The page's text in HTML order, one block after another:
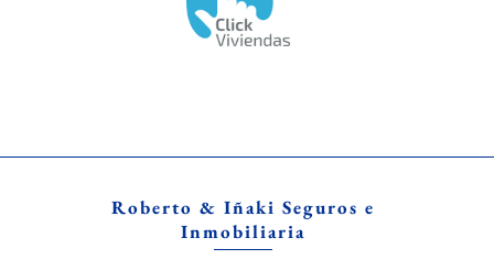
Roberto & Iñaki Seguros e
Inmobiliaria